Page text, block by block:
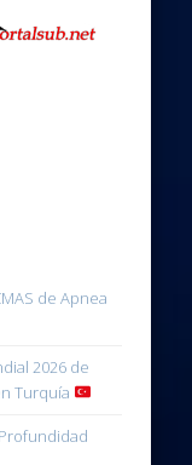
de Apnea
2026 de
Turquía